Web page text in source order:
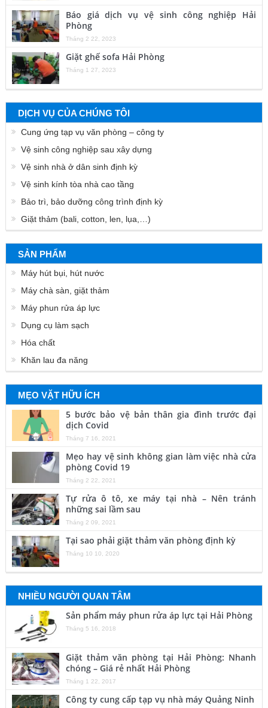
Báo giá dịch vụ vệ sinh công nghiệp Hải
Phòng
Tháng 2 22, 2023
Giặt ghế sofa Hải Phòng
Tháng 1 27, 2023
DỊCH VỤ CỦA CHÚNG TÔI
Cung ứng tạp vụ văn phòng – công ty
Vệ sinh công nghiệp sau xây dựng
Vệ sinh nhà ở dân sinh định kỳ
Vệ sinh kính tòa nhà cao tầng
Bảo trì, bảo dưỡng công trình định kỳ
Giặt thảm (bali, cotton, len, lụa,…)
SẢN PHẨM
Máy hút bụi, hút nước
Máy chà sàn, giặt thảm
Máy phun rửa áp lực
Dụng cụ làm sạch
Hóa chất
Khăn lau đa năng
MẸO VẶT HỮU ÍCH
5 bước bảo vệ bản thân gia đình trước đại
dịch Covid
Tháng 7 16, 2021
Mẹo hay vệ sinh không gian làm việc nhà cửa
phòng Covid 19
Tháng 2 22, 2021
Tự rửa ô tô, xe máy tại nhà – Nên tránh
những sai lầm sau
Tháng 2 09, 2021
Tại sao phải giặt thảm văn phòng định kỳ
Tháng 10 10, 2020
NHIỀU NGƯỜI QUAN TÂM
Sản phẩm máy phun rửa áp lực tại Hải Phòng
Tháng 5 16, 2018
Giặt thảm văn phòng tại Hải Phòng: Nhanh
chóng – Giá rẻ nhất Hải Phòng
Tháng 1 22, 2017
Công ty cung cấp tạp vụ nhà máy Quảng Ninh